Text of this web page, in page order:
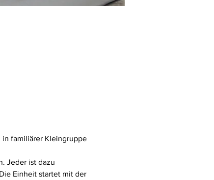
familiärer Kleingruppe
Jeder ist dazu
Einheit startet mit der